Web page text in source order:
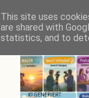
This site uses
are shared with
statistics, and to